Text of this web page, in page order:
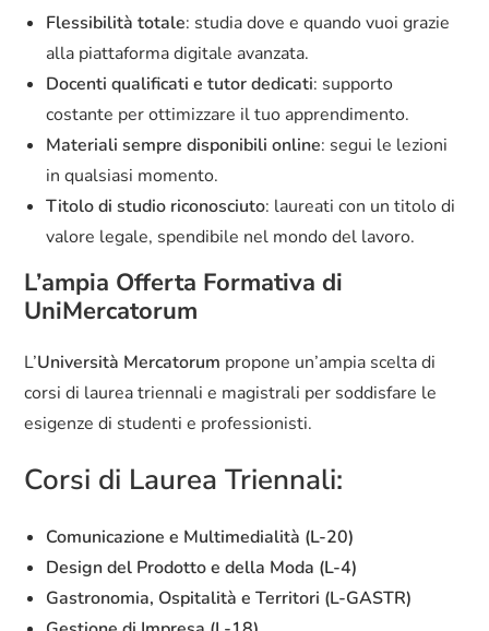
Flessibilità totale: studia dove e quando vuoi grazie
alla piattaforma digitale avanzata.
Docenti qualificati e tutor dedicati: supporto
costante per ottimizzare il tuo apprendimento.
Materiali sempre disponibili online: segui le lezioni
in qualsiasi momento.
Titolo di studio riconosciuto: laureati con un titolo di
valore legale, spendibile nel mondo del lavoro.
L’ampia Offerta Formativa di
UniMercatorum
L’Università Mercatorum propone un’ampia scelta di
corsi di laurea triennali e magistrali per soddisfare le
esigenze di studenti e professionisti.
Corsi di Laurea Triennali:
Comunicazione e Multimedialità (L-20)
Design del Prodotto e della Moda (L-4)
Gastronomia, Ospitalità e Territori (L-GASTR)